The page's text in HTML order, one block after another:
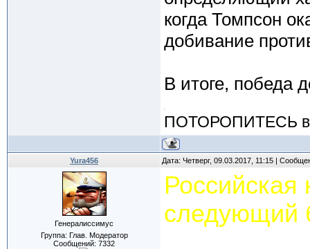
когда Томпсон
добивание
В итоге, победа
ПОТОРОПИТЕСЬ
Yura456 Дата: Четверг, 09.03.2017, 11:15 |
Генералиссимус
Группа: Глав. Модератор
Сообщений: 7332
Российская
следующий